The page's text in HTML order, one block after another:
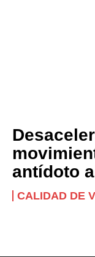
antídoto
CALIDAD DE